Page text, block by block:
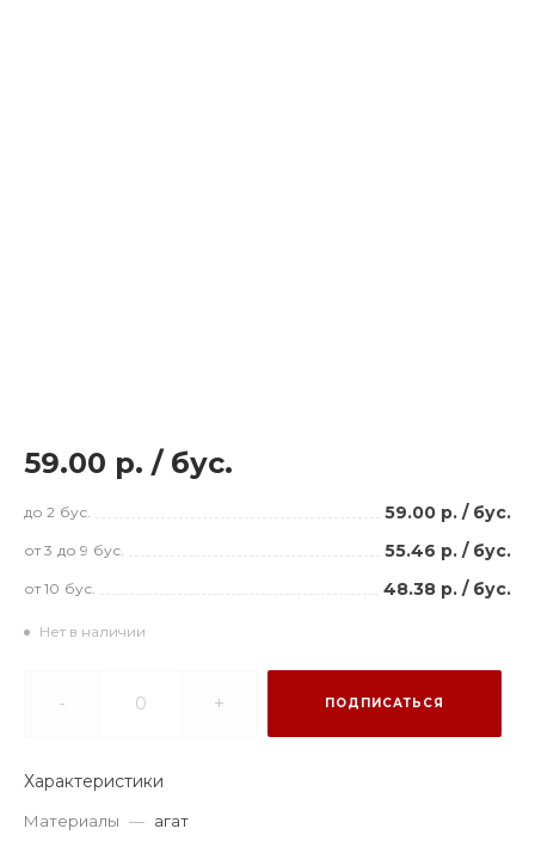
59.00 р. / бус.
до 2 бус. 59.00 р. / бус.
от 3 до 9 бус. 55.46 р. / бус.
от 10 бус. 48.38 р. / бус.
Нет в наличии
- + ПОДПИСАТЬСЯ
Характеристики
Материалы — агат